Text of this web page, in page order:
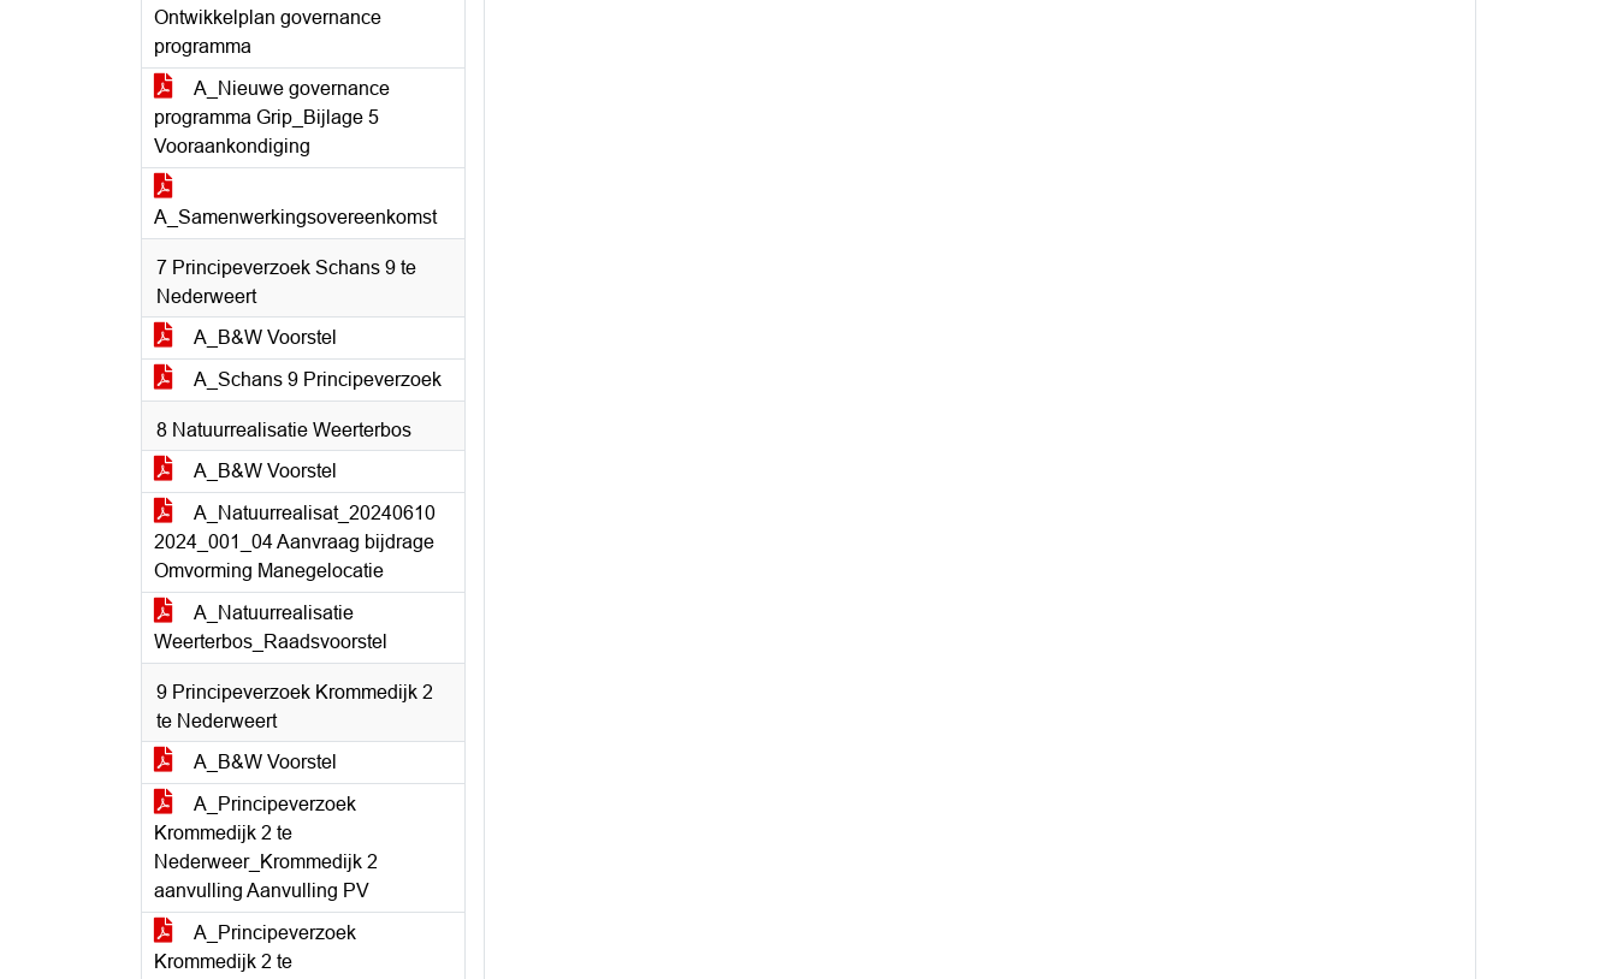
Ontwikkelplan governance
programma
A_Nieuwe governance
programma Grip_Bijlage 5
Vooraankondiging
A_Samenwerkingsovereenkomst
7 Principeverzoek Schans 9 te
Nederweert
A_B&W Voorstel
A_Schans 9 Principeverzoek
8 Natuurrealisatie Weerterbos
A_B&W Voorstel
A_Natuurrealisat_20240610
2024_001_04 Aanvraag bijdrage
Omvorming Manegelocatie
A_Natuurrealisatie
Weerterbos_Raadsvoorstel
9 Principeverzoek Krommedijk 2
te Nederweert
A_B&W Voorstel
A_Principeverzoek
Krommedijk 2 te
Nederweer_Krommedijk 2
aanvulling Aanvulling PV
A_Principeverzoek
Krommedijk 2 te